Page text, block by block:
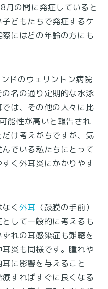
月の間に発症していると
どもたちで発症するケ
にはどの年齢の方にも
ドのウェリントン病院
名の通り定期的な水泳
は、その他の人々に比
能性が高いと報告され
け考えがちですが、気
でいる私たちにとって
く外耳炎にかかりやす
く 外耳 （鼓膜の手前）
して一般的に考えるも
れの耳感染症も難聴を
炎も同様です。腫れや
に影響を与えること
すればすぐに良くなる